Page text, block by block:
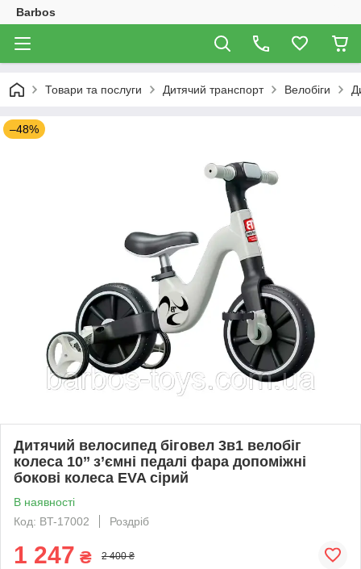
Barbos
Товари та послуги Дитячий транспорт Велобіги
–48%
Дитячий велосипед біговел 3в1 велобіг
колеса 10’’ з’ємні педалі фара допоміжні
бокові колеса EVA сірий
В наявності
Код: BT-17002
Роздріб
1 247 ₴ 2 400 ₴